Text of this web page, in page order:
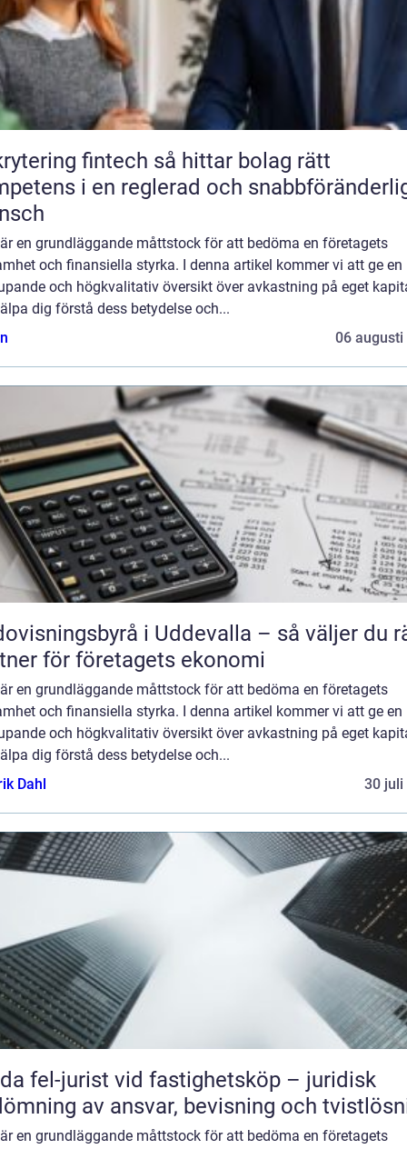
fintech så hittar bolag rätt
i en reglerad och
en grundläggande måttstock för att bedöma en företagets
och finansiella styrka. I denna artikel kommer vi att ge en
och högkvalitativ översikt över avkastning på eget
dig förstå dess betydelse och...
06 augusti
i Uddevalla – så väljer du
för företagets ekonomi
en grundläggande måttstock för att bedöma en företagets
och finansiella styrka. I denna artikel kommer vi att ge en
och högkvalitativ översikt över avkastning på eget
dig förstå dess betydelse och...
Dahl
30 juli
fel-jurist vid fastighetsköp – juridisk
av ansvar, bevisning och
en grundläggande måttstock för att bedöma en företagets